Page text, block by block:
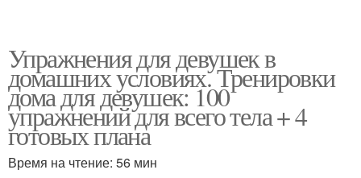
Упражнения для девушек в
домашних условиях. Тренировки
дома для девушек: 100
упражнений для всего тела + 4
готовых плана
Время на чтение: 56 мин